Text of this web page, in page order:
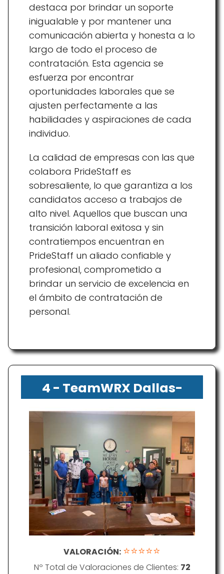
destaca por brindar un soporte
inigualable y por mantener una
comunicación abierta y honesta a lo
largo de todo el proceso de
contratación. Esta agencia se
esfuerza por encontrar
oportunidades laborales que se
ajusten perfectamente a las
habilidades y aspiraciones de cada
individuo.
La calidad de empresas con las que
colabora PrideStaff es
sobresaliente, lo que garantiza a los
candidatos acceso a trabajos de
alto nivel. Aquellos que buscan una
transición laboral exitosa y sin
contratiempos encuentran en
PrideStaff un aliado confiable y
profesional, comprometido a
brindar un servicio de excelencia en
el ámbito de contratación de
personal.
4 - TeamWRX Dallas-
Fort Worth
VALORACIÓN: ⭐⭐⭐⭐⭐
Nº Total de Valoraciones de Clientes: 72